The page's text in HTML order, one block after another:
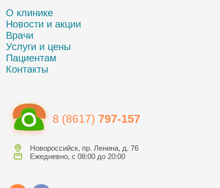
О клинике
Новости и акции
Врачи
Услуги и цены
Пациентам
Контакты
8 (8617) 797-157
Новороссийск, пр. Ленина, д. 76
Ежедневно, с 08:00 до 20:00